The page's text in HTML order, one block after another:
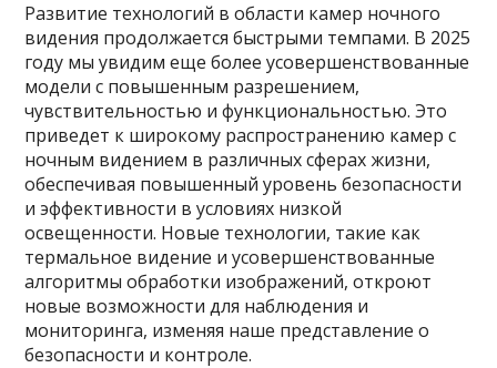
Развитие технологий в области камер ночного
видения продолжается быстрыми темпами. В 2025
году мы увидим еще более усовершенствованные
модели с повышенным разрешением,
чувствительностью и функциональностью. Это
приведет к широкому распространению камер с
ночным видением в различных сферах жизни,
обеспечивая повышенный уровень безопасности
и эффективности в условиях низкой
освещенности. Новые технологии, такие как
термальное видение и усовершенствованные
алгоритмы обработки изображений, откроют
новые возможности для наблюдения и
мониторинга, изменяя наше представление о
безопасности и контроле.